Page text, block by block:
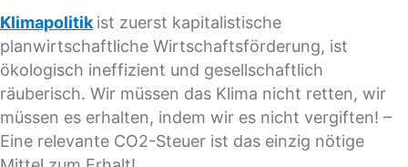
Klimapolitik ist zuerst kapitalistische
planwirtschaftliche Wirtschaftsförderung, ist
ökologisch ineffizient und gesellschaftlich
räuberisch. Wir müssen das Klima nicht retten, wir
müssen es erhalten, indem wir es nicht vergiften! –
Eine relevante CO2-Steuer ist das einzig nötige